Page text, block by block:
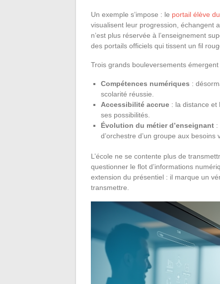
Un exemple s’impose : le portail élève
visualisent leur progression, échangent
n’est plus réservée à l’enseignement
des portails officiels qui tissent un fil
Trois grands bouleversements
Compétences numériques :
scolarité réussie.
Accessibilité accrue : la distance et
ses possibilités.
Évolution du métier d’enseignant :
d’orchestre d’un groupe aux besoins
L’école ne se contente plus de
questionner le flot d’informations
extension du présentiel : il marque un
transmettre.